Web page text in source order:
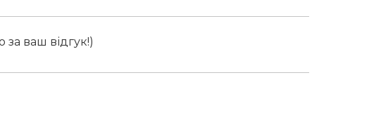
за ваш відгук!)